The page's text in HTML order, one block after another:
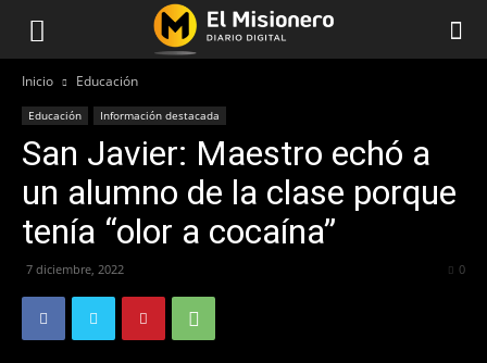
Inicio Educación
Educación Información destacada
San Javier: Maestro echó a
un alumno de la clase porque
tenía “olor a cocaína”
7 diciembre, 2022 0